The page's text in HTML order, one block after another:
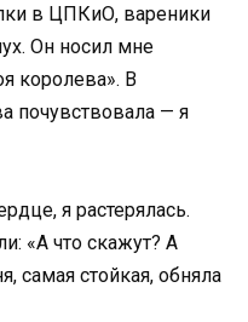
в ЦПКиО, вареники
Он носил мне
королева». В
почувствовала — я
я растерялась.
«А что скажут? А
самая стойкая, обняла